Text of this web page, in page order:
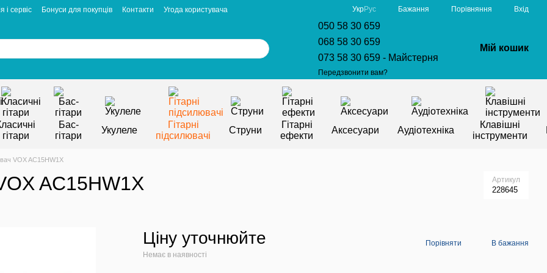
і сервіс Бонуси для покупців Контакти
Угода користувача
УкрРус Бажання Порівняння Вхід
050 58 30 659
068 58 30 659
073 58 30 659 - Майстерня
Передзвонити вам?
Мій кошик
гітари
Бас-
гітари
Укулеле
Гітарні
підсилювачі
Струни
Гітарні
ефекти
Аксесуари Аудіотехніка
Клавішні
інструменти
VOX AC15HW1X
AC15HW1X Артикул
228645
Ціну уточнюйте
Немає в наявності
Порівняти В бажання